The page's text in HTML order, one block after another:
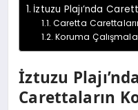
İztuzu Plajı’nda
Caretta
Koruma
İztuzu
Carettaların